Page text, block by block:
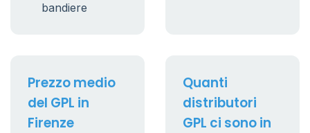
bandiere
Prezzo medio
del GPL in
Firenze
Quanti
distributori
GPL ci sono in